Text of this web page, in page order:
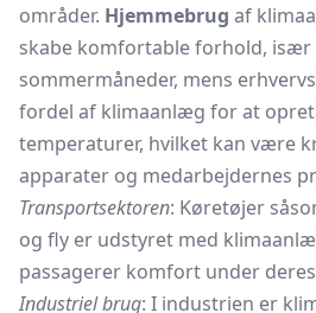
områder. Hjemmebrug af
skabe komfortable forhold, især
sommermåneder, mens
fordel af klimaanlæg for at
temperaturer, hvilket kan være
apparater og medarbejdernes
Transportsektoren: Køretøjer
og fly er udstyret med
passagerer komfort under
Industriel brug: I industrien er